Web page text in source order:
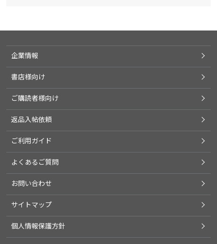
企業情報
書店様向け
ご購読者様向け
返品入帖依頼
ご利用ガイド
よくあるご質問
お問い合わせ
サイトマップ
個人情報保護方針